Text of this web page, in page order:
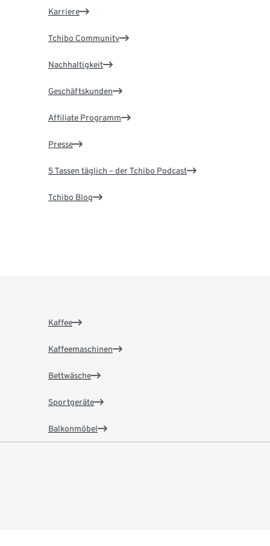
Karriere
Tchibo Community
Nachhaltigkeit
Geschäftskunden
Affiliate Programm
Presse
5 Tassen täglich – der Tchibo Podcast
Tchibo Blog
Kaffee
Kaffeemaschinen
Bettwäsche
Sportgeräte
Balkonmöbel